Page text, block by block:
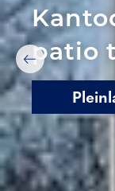
patio